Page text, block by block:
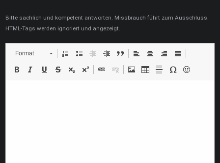
Bitte sachlich und kompetent antworten. Missbrauch führt zum Ausschluss.
HTML-Tags werden ignoriert und angezeigt.
Format